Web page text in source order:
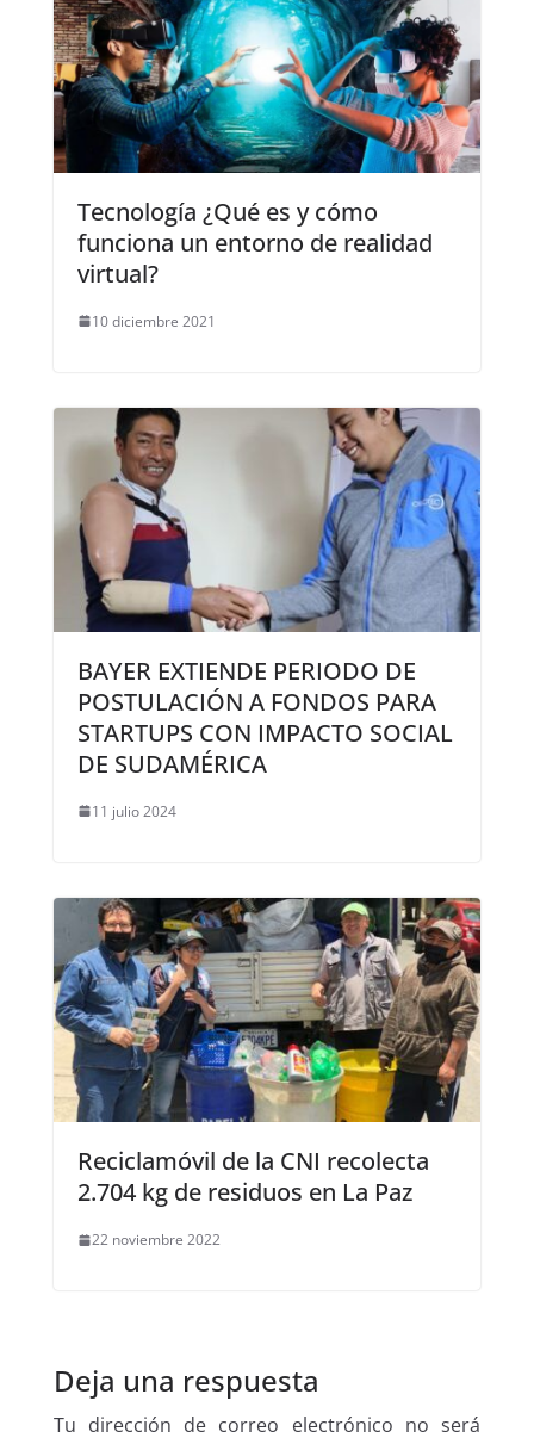
Tecnología ¿Qué es y cómo
funciona un entorno de realidad
virtual?
10 diciembre 2021
BAYER EXTIENDE PERIODO DE
POSTULACIÓN A FONDOS PARA
STARTUPS CON IMPACTO SOCIAL
DE SUDAMÉRICA
11 julio 2024
Reciclamóvil de la CNI recolecta
2.704 kg de residuos en La Paz
22 noviembre 2022
Deja una respuesta
Tu dirección de correo electrónico no será